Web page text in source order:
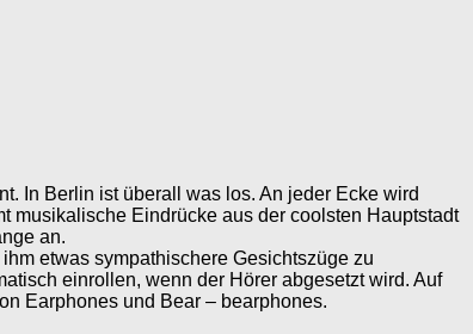
In Berlin ist überall was los. An jeder Ecke wird
musikalische Eindrücke aus der coolsten Hauptstadt
an.
etwas sympathischere Gesichtszüge zu
einrollen, wenn der Hörer abgesetzt wird. Auf
Earphones und Bear – bearphones.